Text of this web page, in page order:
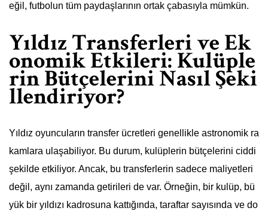
eğil, futbolun tüm paydaşlarının ortak çabasıyla mümkün.
Yıldız Transferleri ve Ek
onomik Etkileri: Kulüple
rin Bütçelerini Nasıl Şeki
llendiriyor?
Yıldız oyuncuların transfer ücretleri genellikle astronomik ra
kamlara ulaşabiliyor. Bu durum, kulüplerin bütçelerini ciddi
şekilde etkiliyor. Ancak, bu transferlerin sadece maliyetleri
değil, aynı zamanda getirileri de var. Örneğin, bir kulüp, bü
yük bir yıldızı kadrosuna kattığında, taraftar sayısında ve do